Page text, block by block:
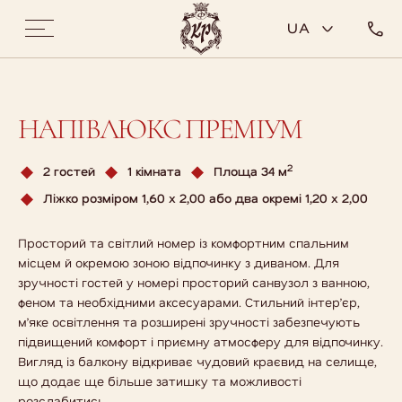
UA
НАПІВЛЮКС ПРЕМІУМ
2 гостей 1 кімната Площа 34 м2
Ліжко розміром 1,60 х 2,00 або два окремі 1,20 х 2,00
Просторий та світлий номер із комфортним спальним
місцем й окремою зоною відпочинку з диваном. Для
зручності гостей у номері просторий санвузол з ванною,
феном та необхідними аксесуарами. Стильний інтер’єр,
м’яке освітлення та розширені зручності забезпечують
підвищений комфорт і приємну атмосферу для відпочинку.
Вигляд із балкону відкриває чудовий краєвид на селище,
що додає ще більше затишку та можливості